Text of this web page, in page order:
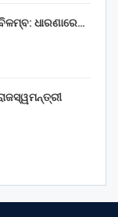
ଧାରଣାରେ…